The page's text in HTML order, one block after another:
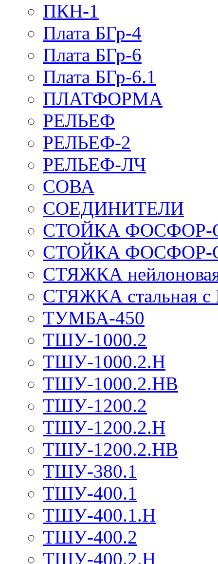
ПКН-1
Плата БГр-4
Плата БГр-6
Плата БГр-6.1
ПЛАТФОРМА
РЕЛЬЕФ
РЕЛЬЕФ-2
РЕЛЬЕФ-ЛЧ
СОВА
СОЕДИНИТЕЛИ
СТОЙКА ФОСФОР-
СТОЙКА ФОСФОР-
СТЯЖКА нейлоновая
СТЯЖКА стальная
ТУМБА-450
ТШУ-1000.2
ТШУ-1000.2.Н
ТШУ-1000.2.НВ
ТШУ-1200.2
ТШУ-1200.2.Н
ТШУ-1200.2.НВ
ТШУ-380.1
ТШУ-400.1
ТШУ-400.1.Н
ТШУ-400.2
ТШУ-400.2.Н